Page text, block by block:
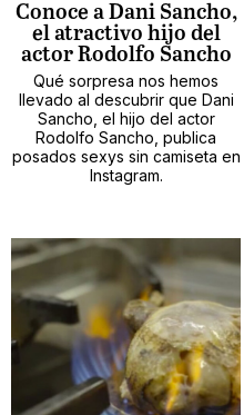
Conoce a Dani Sancho,
el atractivo hijo del
actor Rodolfo Sancho
Qué sorpresa nos hemos
llevado al descubrir que Dani
Sancho, el hijo del actor
Rodolfo Sancho, publica
posados sexys sin camiseta en
Instagram.